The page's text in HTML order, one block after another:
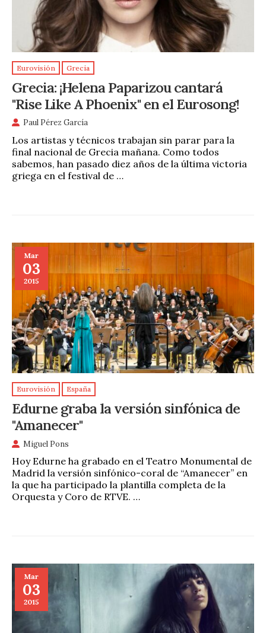
Eurovisión Grecia
Grecia: ¡Helena Paparizou cantará
"Rise Like A Phoenix" en el Eurosong!
Paul Pérez García
Los artistas y técnicos trabajan sin parar para la
final nacional de Grecia mañana. Como todos
sabemos, han pasado diez años de la última victoria
griega en el festival de …
Mar
03
2015
Eurovisión España
Edurne graba la versión sinfónica de
"Amanecer"
Miguel Pons
Hoy Edurne ha grabado en el Teatro Monumental de
Madrid la versión sinfónico-coral de “Amanecer” en
la que ha participado la plantilla completa de la
Orquesta y Coro de RTVE. …
Mar
03
2015